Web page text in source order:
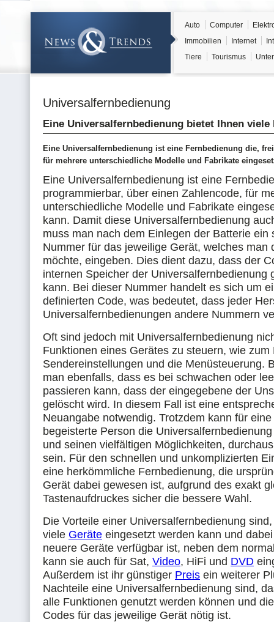
Auto Computer
Immobilien
Internet
Tiere
Tourismus
Universalfernbedienung
Eine Universalfernbedienung bietet Ihnen viele
Eine Universalfernbedienung ist eine Fernbedienung die,
für mehrere unterschiedliche Modelle und Fabrikate
Eine Universalfernbedienung ist eine
programmierbar, über einen Zahlencode, für
unterschiedliche Modelle und Fabrikate
kann. Damit diese Universalfernbedienung
muss man nach dem Einlegen der Batterie ein
Nummer für das jeweilige Gerät, welches man
möchte, eingeben. Dies dient dazu, dass der
internen Speicher der Universalfernbedienung
kann. Bei dieser Nummer handelt es sich um
definierten Code, was bedeutet, dass jeder
Universalfernbedienungen andere Nummern
Oft sind jedoch mit Universalfernbedienung
Funktionen eines Gerätes zu steuern, wie zum
Sendereinstellungen und die Menüsteuerung.
man ebenfalls, dass es bei schwachen oder
passieren kann, dass der eingegebene der
gelöscht wird. In diesem Fall ist eine
Neuangabe notwendig. Trotzdem kann für
begeisterte Person die
und seinen vielfältigen Möglichkeiten,
sein. Für den schnellen und unkomplizierten
eine herkömmliche Fernbedienung, die
Gerät dabei gewesen ist, aufgrund des exakt
Tastenaufdruckes sicher die bessere Wahl.
Die Vorteile einer Universalfernbedienung
viele Geräte eingesetzt werden kann und
neuere Geräte verfügbar ist, neben dem
kann sie auch für Sat, Video, HiFi und DVD
Außerdem ist ihr günstiger Preis ein weiterer
Nachteile eine Universalfernbedienung sind,
alle Funktionen genutzt werden können und
Codes für das jeweilige Gerät nötig ist.